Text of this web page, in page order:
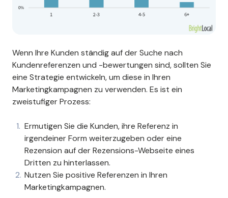
Wenn Ihre Kunden ständig auf der Suche nach
Kundenreferenzen und -bewertungen sind, sollten Sie
eine Strategie entwickeln, um diese in Ihren
Marketingkampagnen zu verwenden. Es ist ein
zweistufiger Prozess:
Ermutigen Sie die Kunden, ihre Referenz in
irgendeiner Form weiterzugeben oder eine
Rezension auf der Rezensions-Webseite eines
Dritten zu hinterlassen.
Nutzen Sie positive Referenzen in Ihren
Marketingkampagnen.